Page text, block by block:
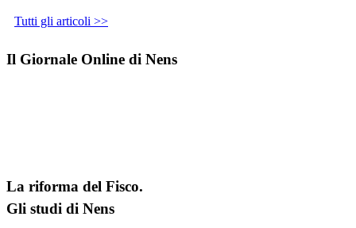
Tutti gli articoli >>
Il Giornale Online di Nens
La riforma del Fisco.
Gli studi di Nens